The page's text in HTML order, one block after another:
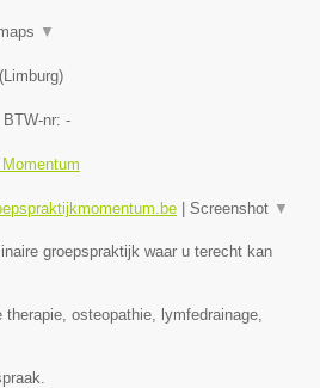
▼
( Limburg)
, BTW-nr: -
Screenshot ▼
groepspraktijk waar u terecht kan
therapie, osteopathie, lymfedrainage,